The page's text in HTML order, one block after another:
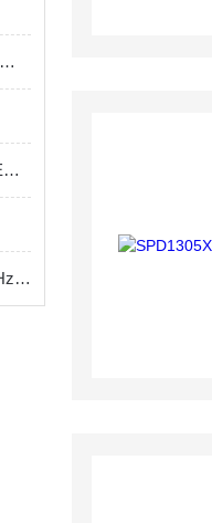
直流电源的SENSE远端电压补偿技术
泰克示波器携手近场探头助力EMI预测试
电快速瞬变脉冲群试验中的5kHz和100kHz频率存在什么不同